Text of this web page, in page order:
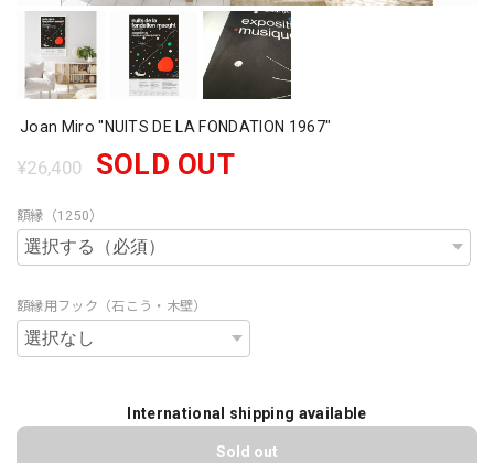
Joan Miro "NUITS DE LA FONDATION 1967"
¥26,400 SOLD OUT
額縁（1250）
額縁用フック（石こう・木壁）
International shipping available
Sold out